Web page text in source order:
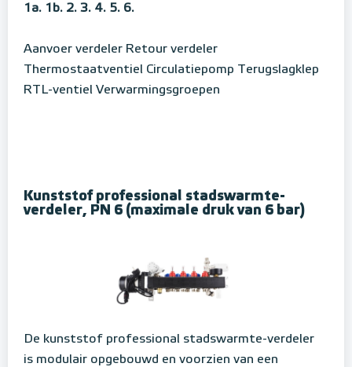
1a. 1b. 2. 3. 4. 5. 6.
Aanvoer verdeler Retour verdeler
Thermostaatventiel Circulatiepomp Terugslagklep
RTL-ventiel Verwarmingsgroepen
Kunststof professional stadswarmte-
verdeler, PN 6 (maximale druk van 6 bar)
De kunststof professional stadswarmte-verdeler
is modulair opgebouwd en voorzien van een